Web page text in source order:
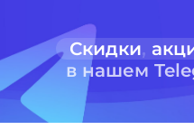
Скидки,
в нашем